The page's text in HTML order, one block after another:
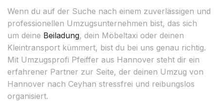
Wenn du auf der Suche nach einem zuverlässigen und
professionellen Umzugsunternehmen bist, das sich
um deine Beiladung, dein Möbeltaxi oder deinen
Kleintransport kümmert, bist du bei uns genau richtig.
Mit Umzugsprofi Pfeiffer aus Hannover steht dir ein
erfahrener Partner zur Seite, der deinen Umzug von
Hannover nach Ceyhan stressfrei und reibungslos
organisiert.